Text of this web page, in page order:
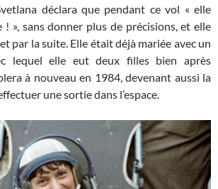
déclara que pendant ce vol « elle
! », sans donner plus de précisions, et elle
par la suite. Elle était déjà mariée avec un
lequel elle eut deux filles bien après
à nouveau en 1984, devenant aussi la
une sortie dans l’espace.